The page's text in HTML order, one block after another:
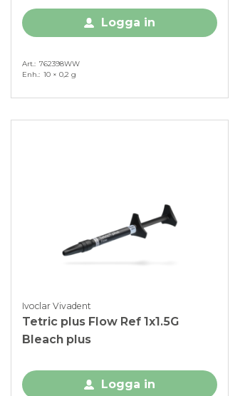
Logga in
Art. 762398WW
Enh. 10 × 0,2 g
Ivoclar Vivadent
Tetric plus Flow Ref 1x1.5G
Bleach plus
Logga in